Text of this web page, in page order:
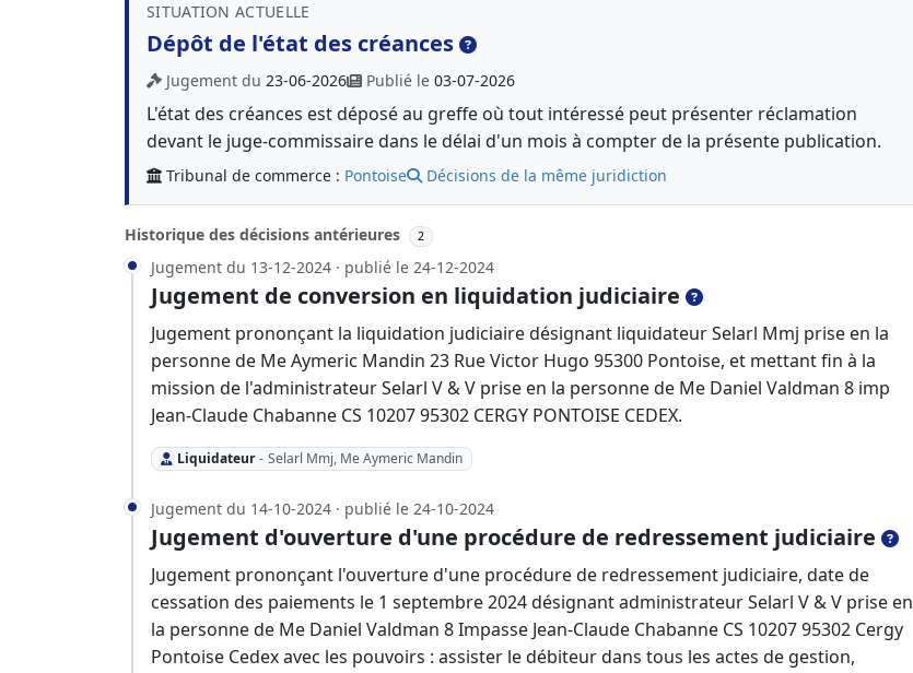
SITUATION ACTUELLE
Dépôt de l'état des créances
Jugement du 23-06-2026 Publié le 03-07-2026
L'état des créances est déposé au greffe où tout intéressé peut présenter réclamation
devant le juge-commissaire dans le délai d'un mois à compter de la présente publication.
Tribunal de commerce : Pontoise Décisions de la même juridiction
Historique des décisions antérieures 2
Jugement du 13-12-2024 · publié le 24-12-2024
Jugement de conversion en liquidation judiciaire
Jugement prononçant la liquidation judiciaire désignant liquidateur Selarl Mmj prise en la
personne de Me Aymeric Mandin 23 Rue Victor Hugo 95300 Pontoise, et mettant fin à la
mission de l'administrateur Selarl V & V prise en la personne de Me Daniel Valdman 8 imp
Jean-Claude Chabanne CS 10207 95302 CERGY PONTOISE CEDEX.
Liquidateur - Selarl Mmj, Me Aymeric Mandin
Jugement du 14-10-2024 · publié le 24-10-2024
Jugement d'ouverture d'une procédure de redressement judiciaire
Jugement prononçant l'ouverture d'une procédure de redressement judiciaire, date de
cessation des paiements le 1 septembre 2024 désignant administrateur Selarl V & V prise en
la personne de Me Daniel Valdman 8 Impasse Jean-Claude Chabanne CS 10207 95302 Cergy
Pontoise Cedex avec les pouvoirs : assister le débiteur dans tous les actes de gestion,